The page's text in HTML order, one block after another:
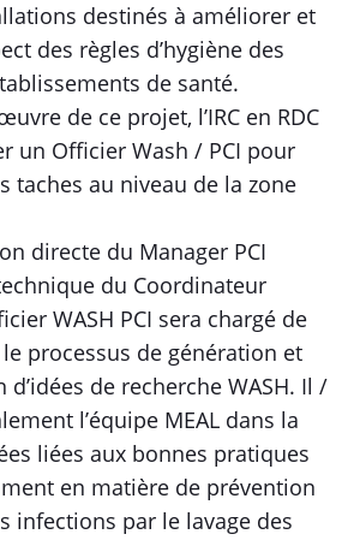
destinés à améliorer et
des règles d’hygiène des
de santé.
de ce projet, l’IRC en RDC
un Officier Wash / PCI pour
taches au niveau de la zone
directe du Manager PCI
du Coordinateur
WASH PCI sera chargé de
processus de génération et
de recherche WASH. Il /
l’équipe MEAL dans la
liées aux bonnes pratiques
en matière de prévention
infections par le lavage des